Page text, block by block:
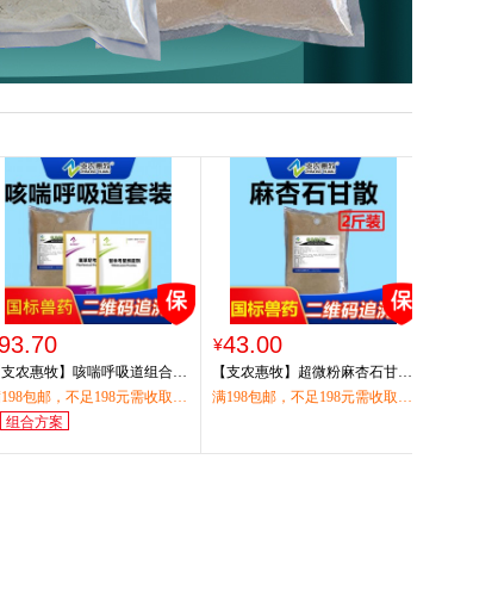
93.70
支农惠牧】咳喘呼吸道组合
替米考星粉2袋+麻杏石甘散
袋+20%氟苯尼考粉2袋
包邮，不足198元需收取物
运费15元，偏远地区（西藏、
、宁夏、新疆）请联系客服
组合方案
¥43.00
【支农惠牧】超微粉麻杏石甘散
1公斤清热、宣肺、平喘、肺热
满198包邮，不足198元需收取物
青海、宁夏、新疆）请联系客服